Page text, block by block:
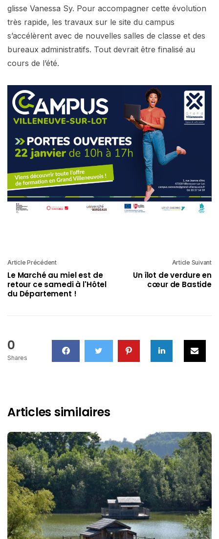
glisse Vanessa Sy. Pour accompagner cette évolution
très rapide, les travaux sur le site du campus
s’accélèrent avec de nouvelles salles de classe et des
bureaux administratifs. Tout devrait être finalisé au
cours de l’été.
Article Précédent
Le Marché au miel est de
retour ce samedi à l'Hôtel
du Département !
Article Suivant
Un îlot de verdure en
cœur de Bastide
0
Shares
Articles similaires